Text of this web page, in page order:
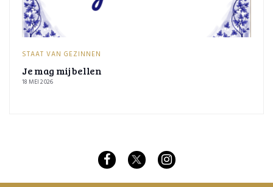
STAAT VAN GEZINNEN
Je mag mij bellen
18 MEI 2026